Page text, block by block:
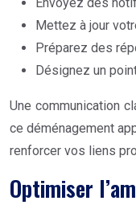
Mettez à jour
Préparez des
Désignez un
Une communication
ce déménagement
renforcer vos liens
Optimiser